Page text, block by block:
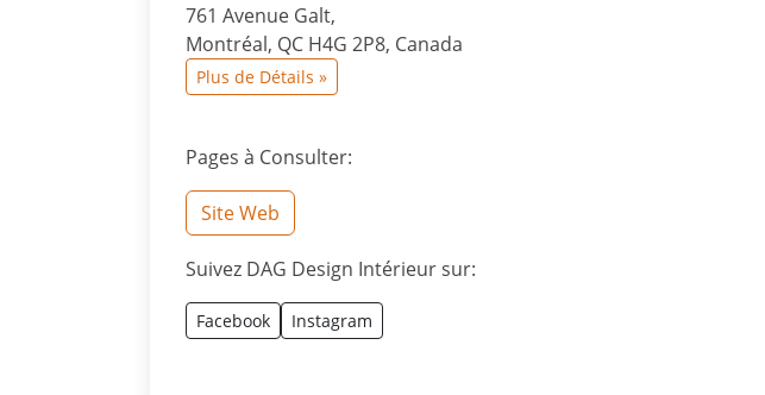
761 Avenue Galt,
Montréal, QC H4G 2P8, Canada
Plus de Détails »
Pages à Consulter:
Site Web
Suivez DAG Design Intérieur sur:
Facebook Instagram